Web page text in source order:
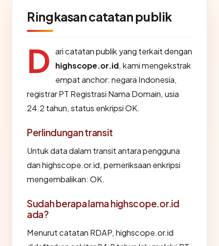
Ringkasan catatan publik
D ari catatan publik yang terkait dengan
highscope.or.id, kami mengekstrak
empat anchor: negara Indonesia,
registrar PT Registrasi Nama Domain, usia
24.2 tahun, status enkripsi OK.
Perlindungan transit
Untuk data dalam transit antara pengguna
dan highscope.or.id, pemeriksaan enkripsi
mengembalikan: OK.
Sudah berapa lama highscope.or.id
ada?
Menurut catatan RDAP, highscope.or.id